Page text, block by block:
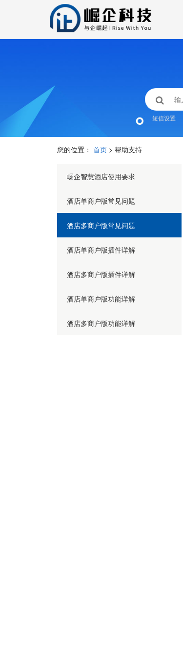
短信设置
您的位置： 首页 > 帮助支持
崛企智慧酒店使用要求
酒店单商户版常见问题
酒店多商户版常见问题
酒店单商户版插件详解
酒店多商户版插件详解
酒店单商户版功能详解
酒店多商户版功能详解